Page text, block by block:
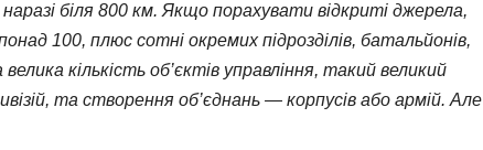
біля 800 км. Якщо порахувати відкриті джерела,
100, плюс сотні окремих підрозділів, батальйонів,
кількість об’єктів управління, такий великий
та створення об’єднань — корпусів або армій. Але